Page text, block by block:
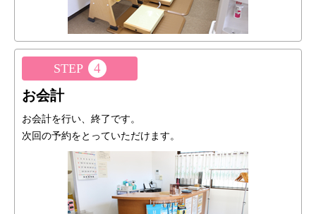
STEP 4
お会計
お会計を行い、終了です。
次回の予約をとっていただけます。